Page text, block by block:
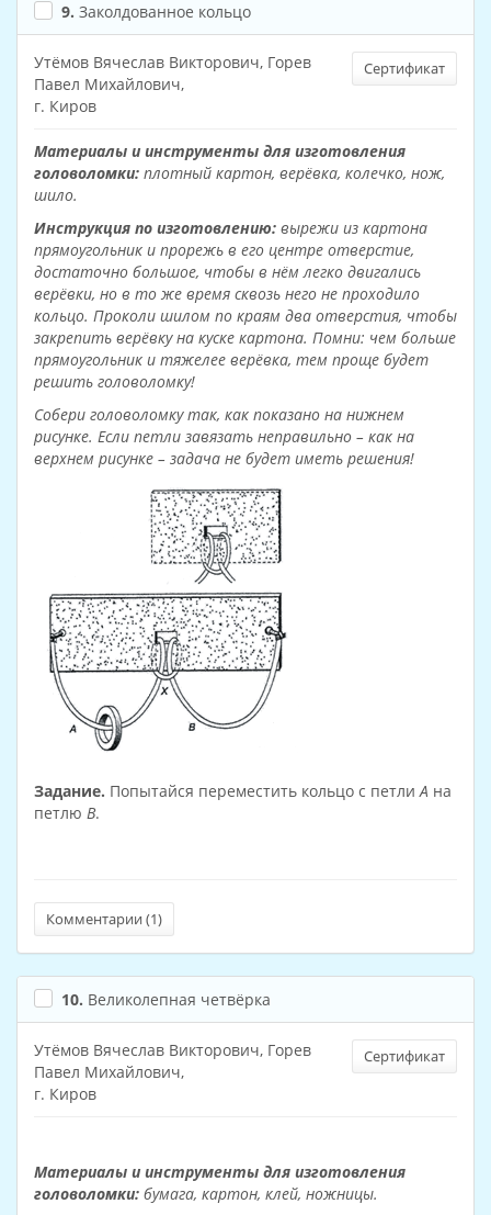
9. Заколдованное кольцо
Сертификат
Утёмов Вячеслав Викторович, Горев
Павел Михайлович,
г. Киров
Материалы и инструменты для изготовления
головоломки: плотный картон, верёвка, колечко, нож,
шило.
Инструкция по изготовлению: вырежи из картона
прямоугольник и прорежь в его центре отверстие,
достаточно большое, чтобы в нём легко двигались
верёвки, но в то же время сквозь него не проходило
кольцо. Проколи шилом по краям два отверстия, чтобы
закрепить верёвку на куске картона. Помни: чем больше
прямоугольник и тяжелее верёвка, тем проще будет
решить головоломку!
Собери головоломку так, как показано на нижнем
рисунке. Если петли завязать неправильно – как на
верхнем рисунке – задача не будет иметь решения!
Задание. Попытайся переместить кольцо с петлиА на
петлю В.
Комментарии (1)
10. Великолепная четвёрка
Сертификат
Утёмов Вячеслав Викторович, Горев
Павел Михайлович,
г. Киров
Материалы и инструменты для изготовления
головоломки: бумага, картон, клей, ножницы.